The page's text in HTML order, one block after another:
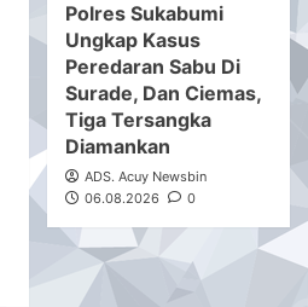
Polres Sukabumi
Ungkap Kasus
Peredaran Sabu Di
Surade, Dan Ciemas,
Tiga Tersangka
Diamankan
ADS. Acuy Newsbin
06.08.2026
0